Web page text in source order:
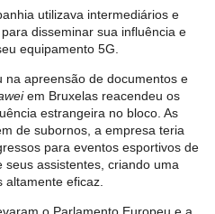
utilizava intermediários e
disseminar sua influência e
equipamento 5G.
na apreensão de documentos e
em Bruxelas reacendeu os
estrangeira no bloco. As
de subornos, a empresa teria
para eventos esportivos de
assistentes, criando uma
eficaz.